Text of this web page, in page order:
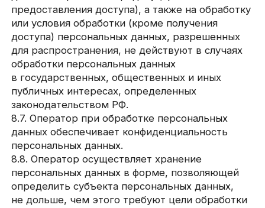
данных, обратившись к Оператору с помощью
электронной почты
ivan@metaforabranding.ru
12.2. В данном документе будут отражены
любые изменения политики обработки
персональных данных Оператором. Политика
действует бессрочно до замены ее новой
версией.
12.3. Актуальная версия Политики в свободном
доступе расположена в сети Интернет
по адресу
http://metaforabranding.ru/privacy_policy